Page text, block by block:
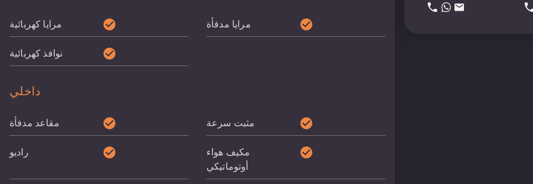
مرايا كهربائية check_circle مرايا مدفأة check_circle
نوافذ كهربائية check_circle
داخلي
مقاعد مدفأة check_circle مثبت سرعة check_circle
راديو check_circle
مكيف هواء
أوتوماتيكي
check_circle